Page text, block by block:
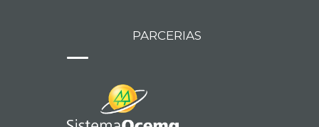
PARCERIAS